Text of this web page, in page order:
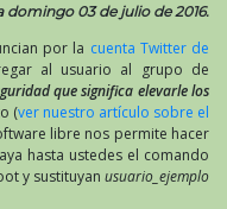
domingo 03 de julio de 2016.
por la cuenta Twitter de
al usuario al grupo de
que significa elevarle los
(ver nuestro artículo sobre el
libre nos permite hacer
hasta ustedes el comando
y sustituyan usuario_ejemplo